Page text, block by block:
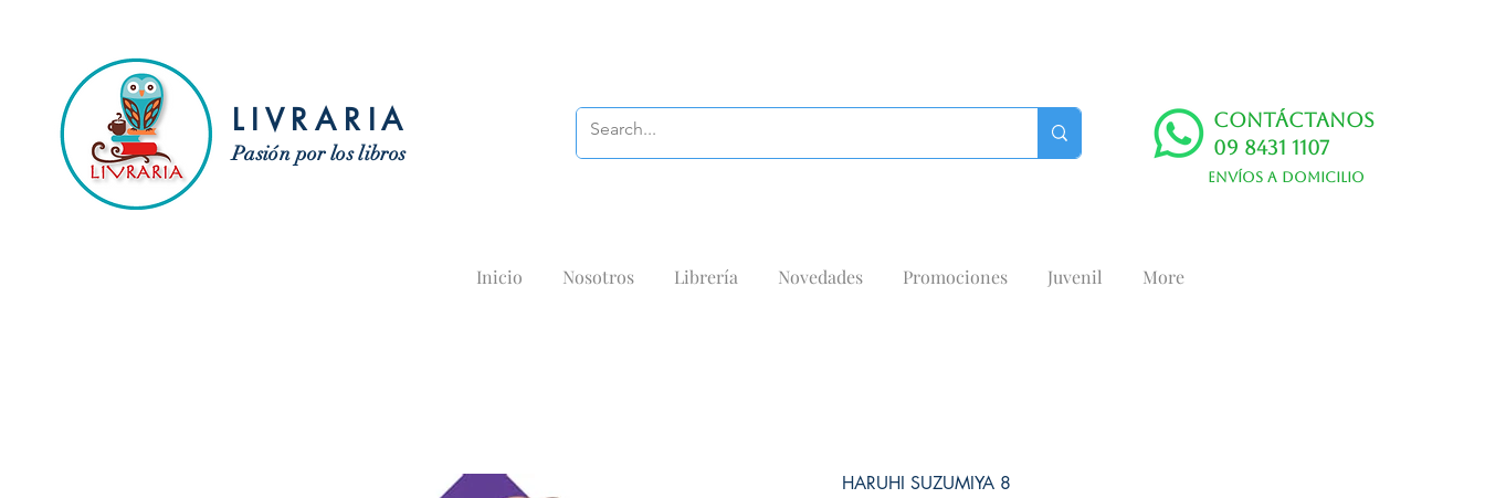
LIVRARIA
Pasión por los libros
Contáctanos
09 8431 1107
Envíos a domicilio
Inicio Nosotros Librería Novedades Promociones Juvenil More
HARUHI SUZUMIYA 8